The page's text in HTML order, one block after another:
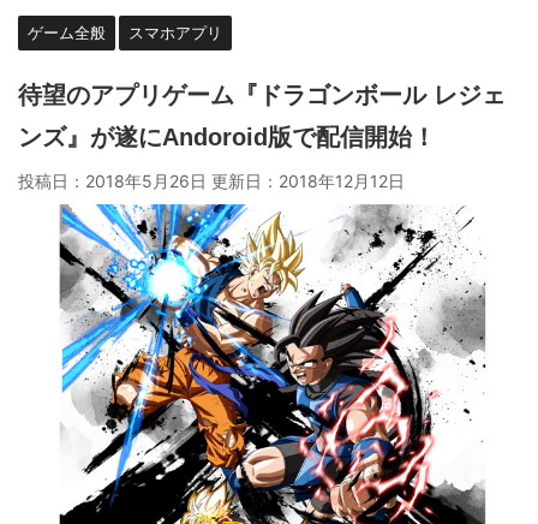
ゲーム全般 スマホアプリ
待望のアプリゲーム『ドラゴンボール レジェ
ンズ』が遂にAndoroid版で配信開始！
投稿日：2018年5月26日 更新日： 2018年12月12日